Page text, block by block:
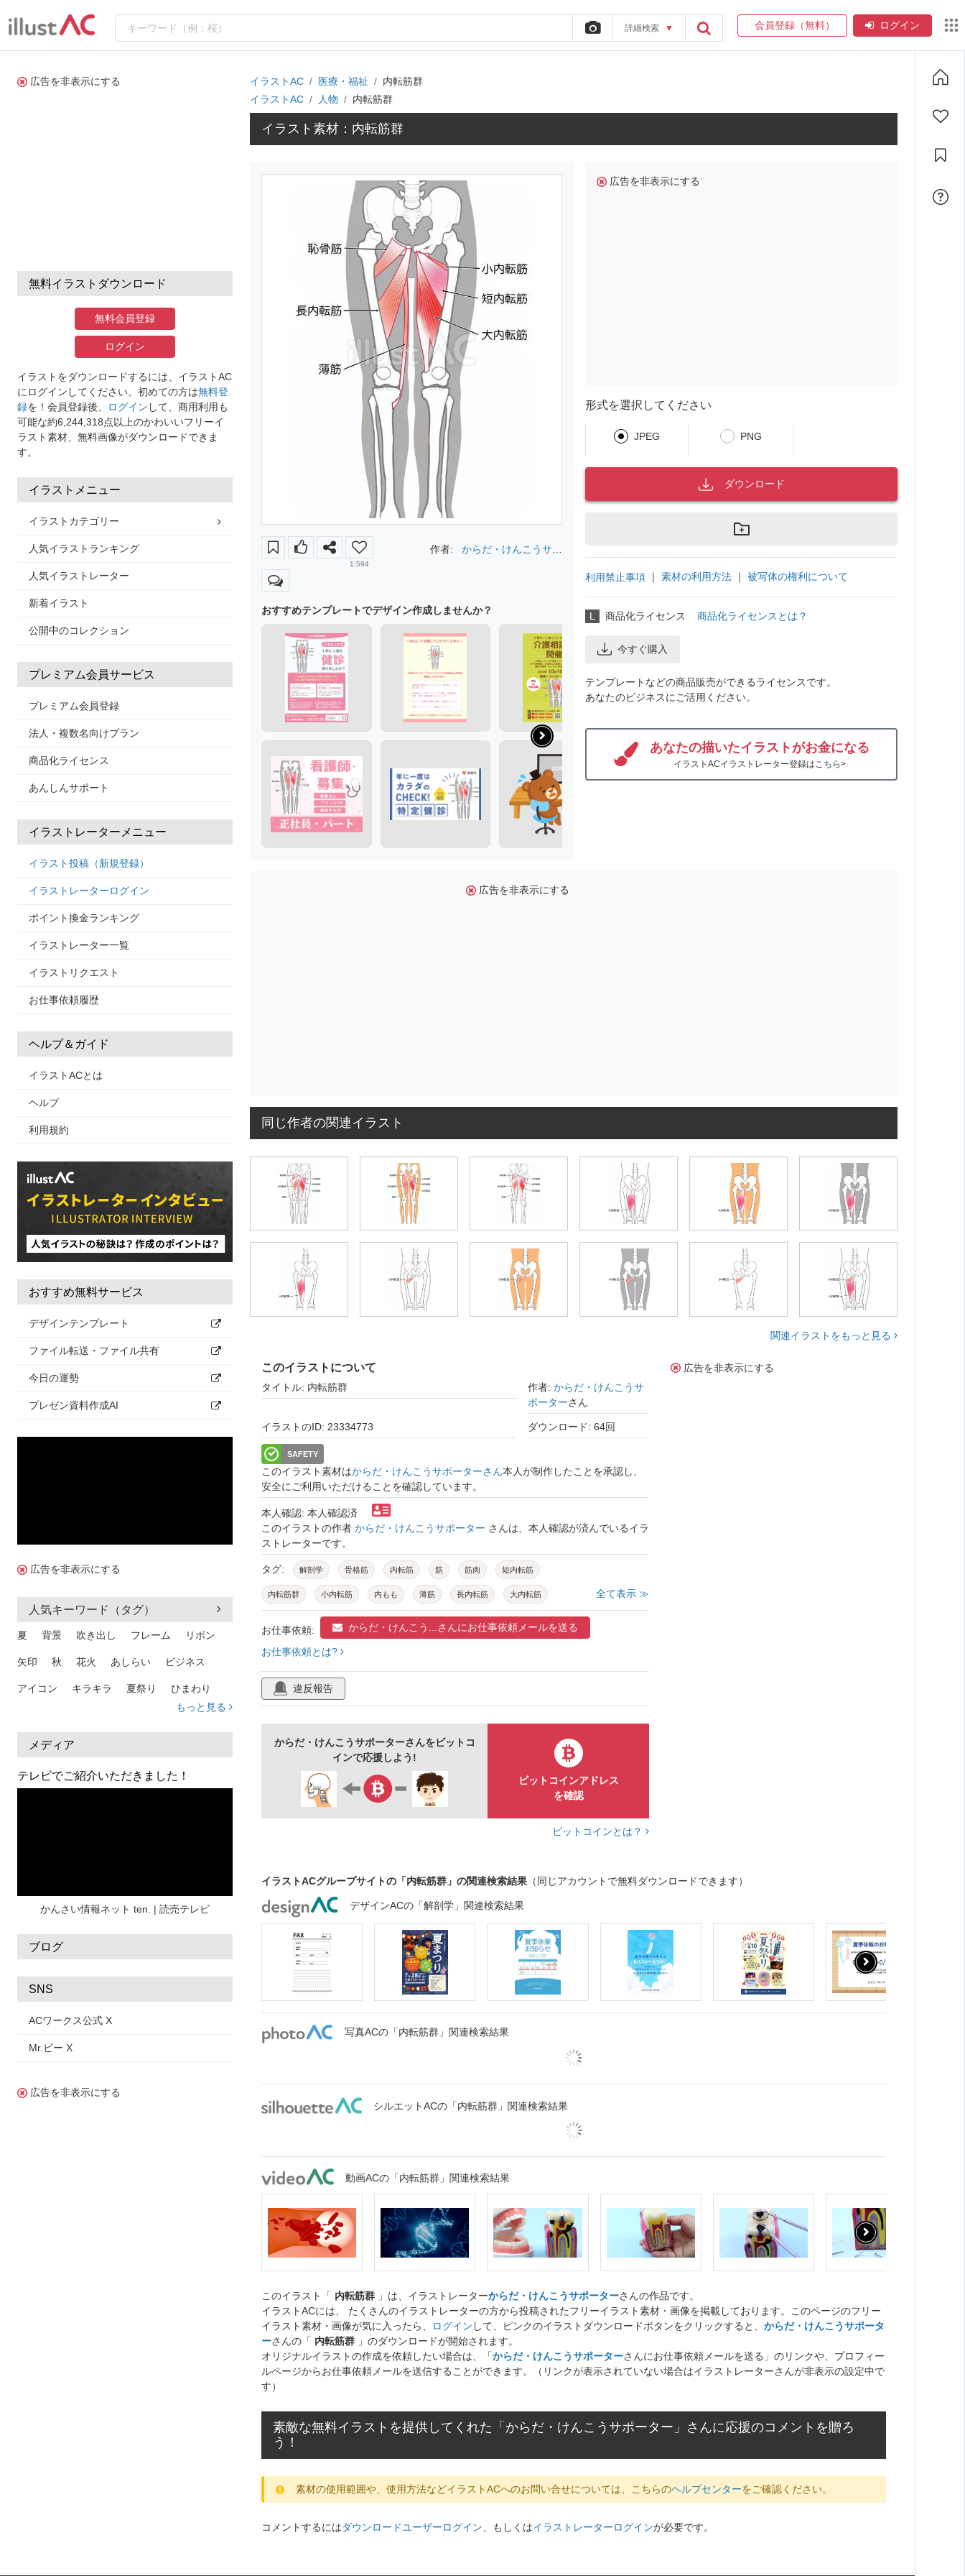
詳細検索 ▼ 会員登録（無料） ログイン
広告を非表示にする
無料イラストダウンロード
無料会員登録
ログイン
イラストをダウンロードするには、イラストAC
にログインしてください。初めての方は無料登
録を！会員登録後、 ログイン して、商用利用も
可能な約6,244,318点以上のかわいいフリーイ
ラスト素材、無料画像がダウンロードできま
す。
イラストメニュー
イラストカテゴリー
人気イラストランキング
人気イラストレーター
新着イラスト
公開中のコレクション
プレミアム会員サービス
プレミアム会員登録
法人・複数名向けプラン
商品化ライセンス
あんしんサポート
イラストレーターメニュー
イラスト投稿（新規登録）
イラストレーターログイン
ポイント換金ランキング
イラストレーター一覧
イラストリクエスト
お仕事依頼履歴
ヘルプ＆ガイド
イラストACとは
ヘルプ
利用規約
おすすめ無料サービス
デザインテンプレート
ファイル転送・ファイル共有
今日の運勢
プレゼン資料作成AI
広告を非表示にする
人気キーワード（タグ）
夏 背景 吹き出し フレーム リボン
矢印 秋 花火 あしらい ビジネス
アイコン キラキラ 夏祭り ひまわり
熱中症
人物 暑中見舞い
日本地図 海
もっと見る
メディア
テレビでご紹介いただきました！
かんさい情報ネット ten. | 読売テレビ
ブログ
SNS
ACワークス公式 X
Mr.ビー X
広告を非表示にする
イラストAC 医療・福祉
内転筋群
イラストAC
人物 内転筋群
イラスト素材：内転筋群
1,594
作者:
からだ・けんこうサポ
おすすめテンプレートでデザイン作成しませんか？
広告を非表示にする
形式を選択してください
JPEG PNG
ダウンロード
利用禁止事項 ｜ 素材の利用方法 ｜ 被写体の権利について
L 商品化ライセンス 商品化ライセンスとは？
今すぐ購入
テンプレートなどの商品販売ができるライセンスです。
あなたのビジネスにご活用ください。
あなたの描いたイラストがお金になる
イラストACイラストレーター登録はこちら>
広告を非表示にする
同じ作者の関連イラスト
関連イラストをもっと見る
このイラストについて
タイトル: 内転筋群 作者: からだ・けんこうサ
ポーターさん
イラストのID: 23334773 ダウンロード: 64回
SAFETY
このイラスト素材はからだ・けんこうサポーターさん本人が制作したことを承認し、
安全にご利用いただけることを確認しています。
本人確認: 本人確認済
このイラストの作者 からだ・けんこうサポーター さんは、本人確認が済んでいるイラ
ストレーターです。
タグ: 解剖学 骨格筋 内転筋 筋 筋肉 短内転筋
内転筋群 小内転筋 内もも 薄筋 長内転筋 大内転筋 全て表示 ≫
お仕事依頼: からだ・けんこう...さんにお仕事依頼メールを送る
お仕事依頼とは?
違反報告
からだ・けんこうサポーターさんをビットコ
インで応援しよう!
ビットコインアドレス
を確認
ビットコインとは？
広告を非表示にする
イラストACグループサイトの「内転筋群」の関連検索結果 （同じアカウントで無料ダウンロードできます）
デザインACの「解剖学」関連検索結果
写真ACの「内転筋群」関連検索結果
シルエットACの「内転筋群」関連検索結果
動画ACの「内転筋群」関連検索結果
このイラスト「 内転筋群 」は、イラストレーターからだ・けんこうサポーターさんの作品です。
イラストACには、 たくさんのイラストレーターの方から投稿されたフリーイラスト素材・画像を掲載しております。このページのフリー
イラスト素材・画像が気に入ったら、
ログイン して、ピンクのイラストダウンロードボタンをクリックすると、 からだ・けんこうサポータ
ーさんの「 内転筋群 」のダウンロードが開始されます。
オリジナルイラストの作成を依頼したい場合は、「からだ・けんこうサポーターさんにお仕事依頼メールを送る」のリンクや、プロフィー
ルページからお仕事依頼メールを送信することができます。（リンクが表示されていない場合はイラストレーターさんが非表示の設定中で
す）
素敵な無料イラストを提供してくれた「からだ・けんこうサポーター」さんに応援のコメントを贈ろ
う！
素材の使用範囲や、使用方法などイラストACへのお問い合せについては、こちらのヘルプセンターをご確認ください。
コメントするにはダウンロードユーザーログイン、もしくはイラストレーターログインが必要です。